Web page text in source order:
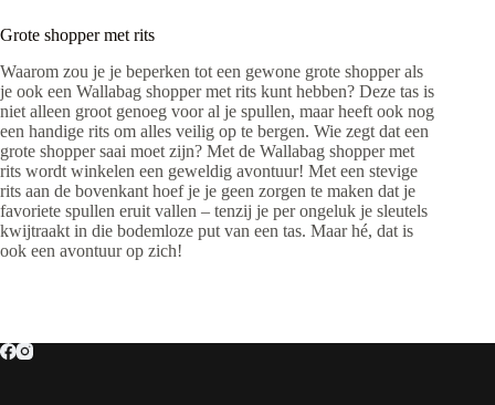
Grote shopper met rits
Waarom zou je je beperken tot een gewone grote shopper als
je ook een Wallabag shopper met rits kunt hebben? Deze tas is
niet alleen groot genoeg voor al je spullen, maar heeft ook nog
een handige rits om alles veilig op te bergen. Wie zegt dat een
grote shopper saai moet zijn? Met de Wallabag shopper met
rits wordt winkelen een geweldig avontuur! Met een stevige
rits aan de bovenkant hoef je je geen zorgen te maken dat je
favoriete spullen eruit vallen – tenzij je per ongeluk je sleutels
kwijtraakt in die bodemloze put van een tas. Maar hé, dat is
ook een avontuur op zich!